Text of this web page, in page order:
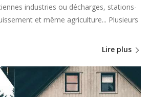
industries ou décharges, stations-
et même agriculture... Plusieurs
Lire plus